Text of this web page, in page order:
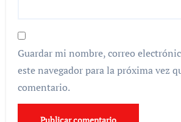
Guardar mi nombre, correo
este navegador para la próxima vez
comentario.